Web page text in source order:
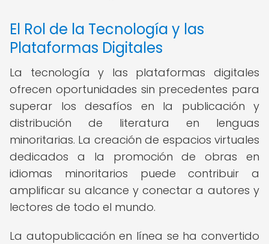
El Rol de la Tecnología y las
Plataformas Digitales
La tecnología y las plataformas digitales
ofrecen oportunidades sin precedentes para
superar los desafíos en la publicación y
distribución de literatura en lenguas
minoritarias. La creación de espacios virtuales
dedicados a la promoción de obras en
idiomas minoritarios puede contribuir a
amplificar su alcance y conectar a autores y
lectores de todo el mundo.
La autopublicación en línea se ha convertido